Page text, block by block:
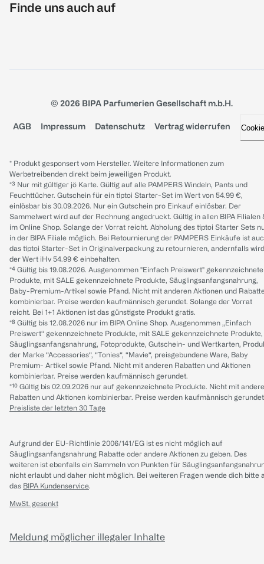
Finde uns auch auf
© 2026 BIPA Parfumerien Gesellschaft m.b.H.
AGB Impressum Datenschutz Vertrag widerrufen
* Produkt gesponsert vom Hersteller. Weitere Informationen zum
Werbetreibenden direkt beim jeweiligen Produkt.
*³ Nur mit gültiger jö Karte. Gültig auf alle PAMPERS Windeln, Pants und
Feuchttücher. Gutschein für ein tiptoi Starter-Set im Wert von 54.99 €,
einlösbar bis 30.09.2026. Nur ein Gutschein pro Einkauf einlösbar. Der
Sammelwert wird auf der Rechnung angedruckt. Gültig in allen BIPA Filialen
im Online Shop. Solange der Vorrat reicht. Abholung des tiptoi Starter Sets
in der BIPA Filiale möglich. Bei Retournierung der PAMPERS Einkäufe ist
das tiptoi Starter-Set in Originalverpackung zu retournieren, andernfalls wird
der Wert iHv 54.99 € einbehalten.
*⁴ Gültig bis 19.08.2026. Ausgenommen "Einfach Preiswert" gekennzeichnete
Produkte, mit SALE gekennzeichnete Produkte, Säuglingsanfangsnahrung,
Baby-Premium-Artikel sowie Pfand. Nicht mit anderen Aktionen und
kombinierbar. Preise werden kaufmännisch gerundet. Solange der Vorrat
reicht. Bei 1+1 Aktionen ist das günstigste Produkt gratis.
*⁸ Gültig bis 12.08.2026 nur im BIPA Online Shop. Ausgenommen „Einfach
Preiswert“ gekennzeichnete Produkte, mit SALE gekennzeichnete Produkte,
Säuglingsanfangsnahrung, Fotoprodukte, Gutschein- und Wertkarten,
der Marke “Accessories“, “Tonies“, “Mavie“, preisgebundene Ware, Baby
Premium- Artikel sowie Pfand. Nicht mit anderen Rabatten und Aktionen
kombinierbar. Preise werden kaufmännisch gerundet.
*¹⁰ Gültig bis 02.09.2026 nur auf gekennzeichnete Produkte. Nicht mit
Rabatten und Aktionen kombinierbar. Preise werden kaufmännisch
Preisliste der letzten 30 Tage
Aufgrund der EU-Richtlinie 2006/141/EG ist es nicht möglich auf
Säuglingsanfangsnahrung Rabatte oder andere Aktionen zu geben. Des
weiteren ist ebenfalls ein Sammeln von Punkten für
nicht erlaubt und daher nicht möglich. Bei weiteren Fragen wende dich bitte
das BIPA Kundenservice.
MwSt. gesenkt
Meldung möglicher illegaler Inhalte